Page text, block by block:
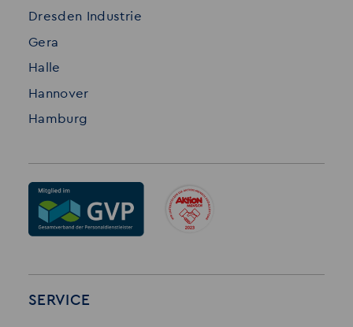
Dresden Industrie
Gera
Halle
Hannover
Hamburg
SERVICE